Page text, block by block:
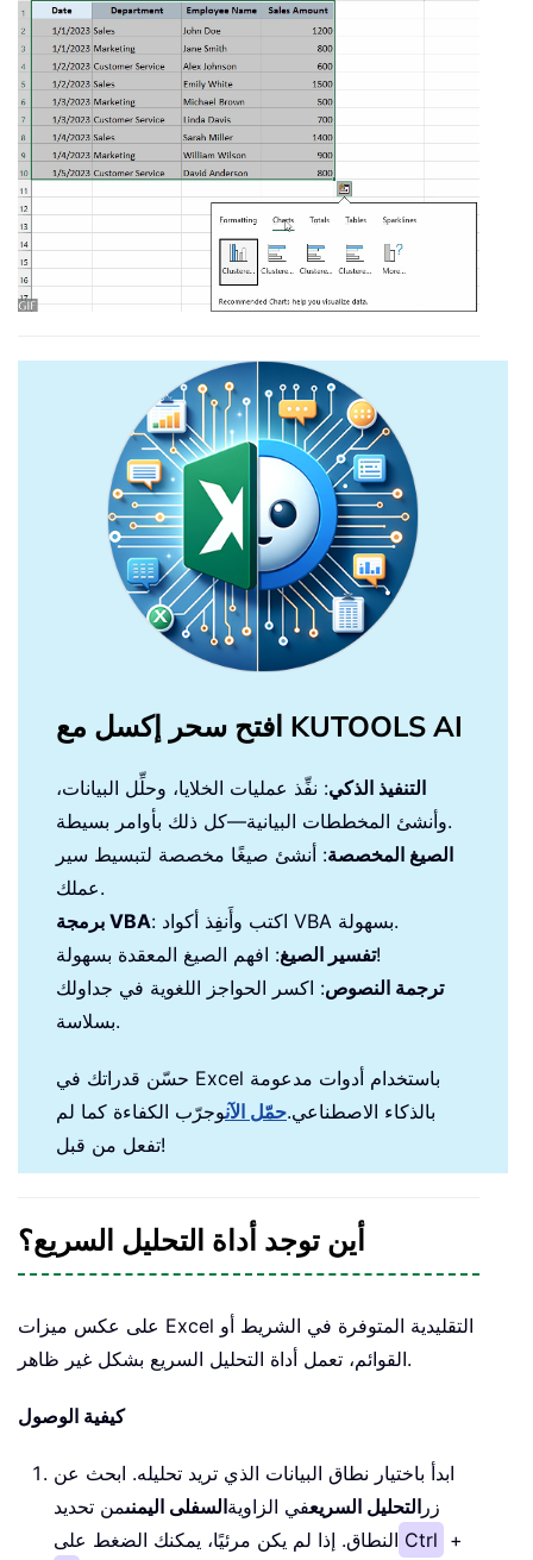
افتح سحر إكسل مع KUTOOLS AI
التنفيذ الذكي: نفِّذ عمليات الخلايا، وحلِّل البيانات،
وأنشئ المخططات البيانية—كل ذلك بأوامر بسيطة.
الصيغ المخصصة: أنشئ صيغًا مخصصة لتبسيط سير
عملك.
برمجة VBA
: اكتب وأَنفِذ أكواد VBA بسهولة.
تفسير الصيغ: افهم الصيغ المعقدة بسهولة!
ترجمة النصوص: اكسر الحواجز اللغوية في جداولك
بسلاسة.
حسّن قدراتك في Excel باستخدام أدوات مدعومة
بالذكاء الاصطناعي.حمّل الآنوجرّب الكفاءة كما لم
تفعل من قبل!
أين توجد أداة التحليل السريع؟
على عكس ميزات Excel التقليدية المتوفرة في الشريط أو
القوائم، تعمل أداة التحليل السريع بشكل غير ظاهر.
كيفية الوصول
ابدأ باختيار نطاق البيانات الذي تريد تحليله. ابحث عن
زر التحليل السريعفي الزاويةالسفلى اليمنىمن تحديد
النطاق. إذا لم يكن مرئيًا، يمكنك الضغط على Ctrl +